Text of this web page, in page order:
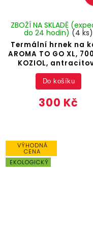
Termální hrnek na
AROMA TO GO XL,
KOZIOL,
ZBOŽÍ NA SKLADĚ
do 24 hodin) (4 ks)
300 Kč
Do košíku
VÝHODNÁ
CENA
EKOLOGICKÝ